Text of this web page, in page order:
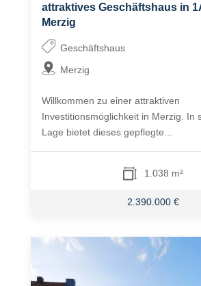
attraktives Geschäftshaus in
Merzig
Geschäftshaus
Merzig
Willkommen zu einer attraktiven
Investitionsmöglichkeit in Merzig. In
Lage bietet dieses gepflegte...
1.038 m²
2.390.000 €